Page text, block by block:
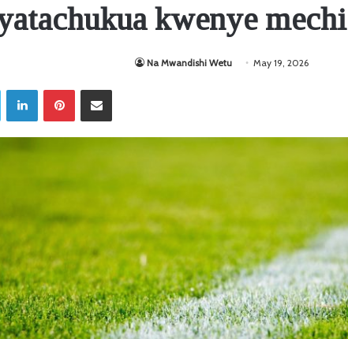
kwenye
Na Mwandishi Wetu May 19, 2026
LinkedIn